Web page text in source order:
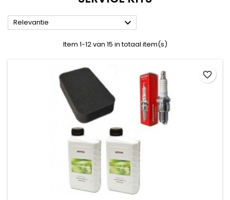
Relevantie 
Item 1-12 van 15 in totaal item(s)
favorite_border